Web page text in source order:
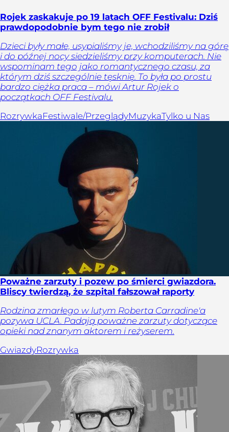
Rojek zaskakuje po 19 latach OFF Festivalu: Dziś
prawdopodobnie bym tego nie zrobił
Dzieci były małe, usypialiśmy je, wchodziliśmy na górę
i do późnej nocy siedzieliśmy przy komputerach. Nie
wspominam tego jako romantycznego czasu, za
którym dziś szczególnie tęsknię. To była po prostu
bardzo ciężka praca – mówi Artur Rojek o
początkach OFF Festivalu.
RozrywkaFestiwale/PrzeglądyMuzykaTylko u Nas
Poważne zarzuty i pozew po śmierci gwiazdora.
Bliscy twierdzą, że szpital fałszował raporty
Rodzina zmarłego w lutym Roberta Carradine'a
pozywa UCLA. Padają poważne zarzuty dotyczące
opieki nad znanym aktorem i reżyserem.
GwiazdyRozrywka